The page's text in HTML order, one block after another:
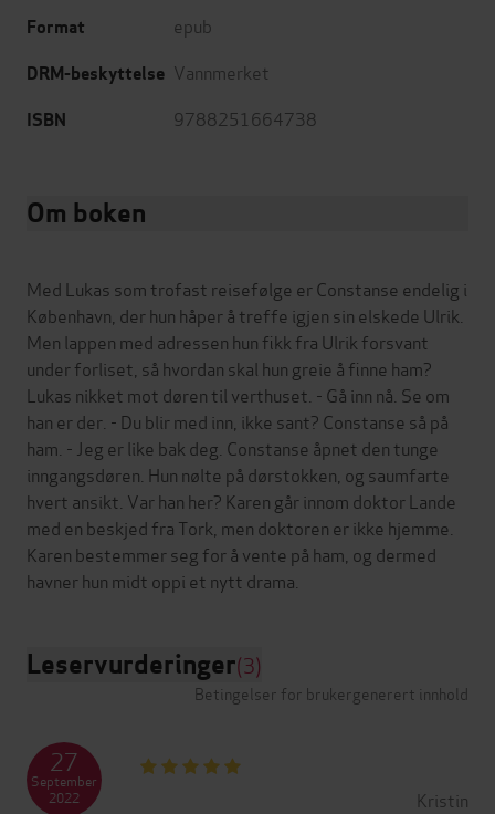
Format epub
DRM-beskyttelse Vannmerket
ISBN 9788251664738
Om boken
Med Lukas som trofast reisefølge er Constanse endelig i
København, der hun håper å treffe igjen sin elskede Ulrik.
Men lappen med adressen hun fikk fra Ulrik forsvant
under forliset, så hvordan skal hun greie å finne ham?
Lukas nikket mot døren til verthuset. - Gå inn nå. Se om
han er der. - Du blir med inn, ikke sant? Constanse så på
ham. - Jeg er like bak deg. Constanse åpnet den tunge
inngangsdøren. Hun nølte på dørstokken, og saumfarte
hvert ansikt. Var han her? Karen går innom doktor Lande
med en beskjed fra Tork, men doktoren er ikke hjemme.
Karen bestemmer seg for å vente på ham, og dermed
Leservurderinger(3)
Betingelser for brukergenerert innhold
Kristin
27
September
2022